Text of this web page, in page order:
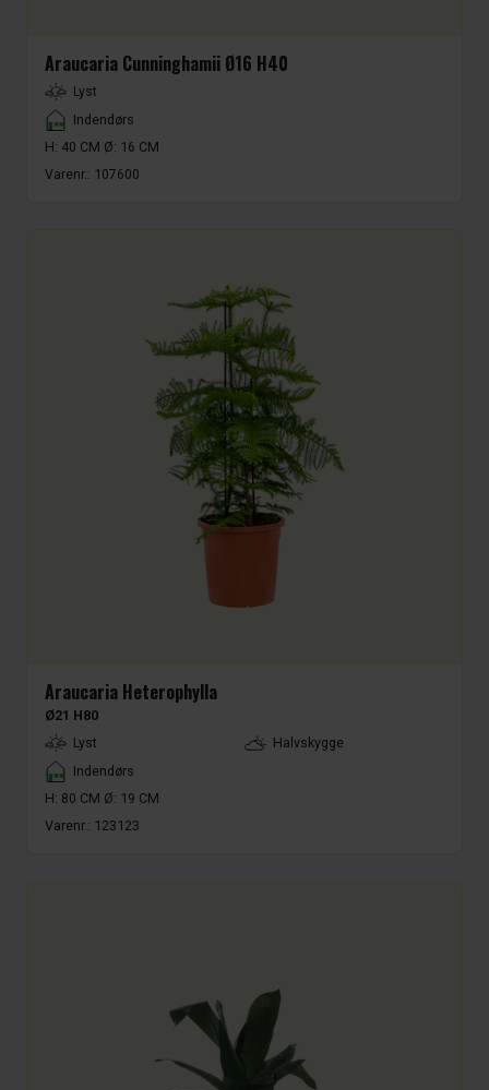
Araucaria Cunninghamii Ø16 H40
LightType
Lyst
Placement
Indendørs
H: 40 CM Ø: 16 CM
Varenr.: 107600
Araucaria Heterophylla
Ø21 H80
LightType
Lyst
Halvskygge
Placement
Indendørs
H: 80 CM Ø: 19 CM
Varenr.: 123123